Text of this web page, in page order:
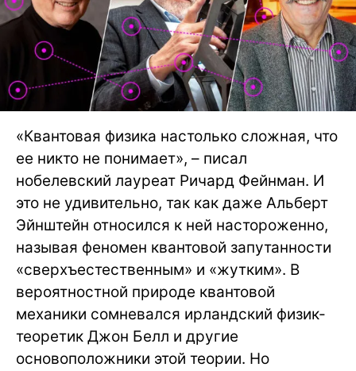
«Квантовая физика настолько сложная, что
ее никто не понимает», – писал
нобелевский лауреат Ричард Фейнман. И
это не удивительно, так как даже Альберт
Эйнштейн относился к ней настороженно,
называя феномен квантовой запутанности
«сверхъестественным» и «жутким». В
вероятностной природе квантовой
механики сомневался ирландский физик-
теоретик Джон Белл и другие
основоположники этой теории. Но